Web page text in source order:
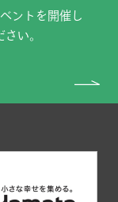
ントを開催し
い。